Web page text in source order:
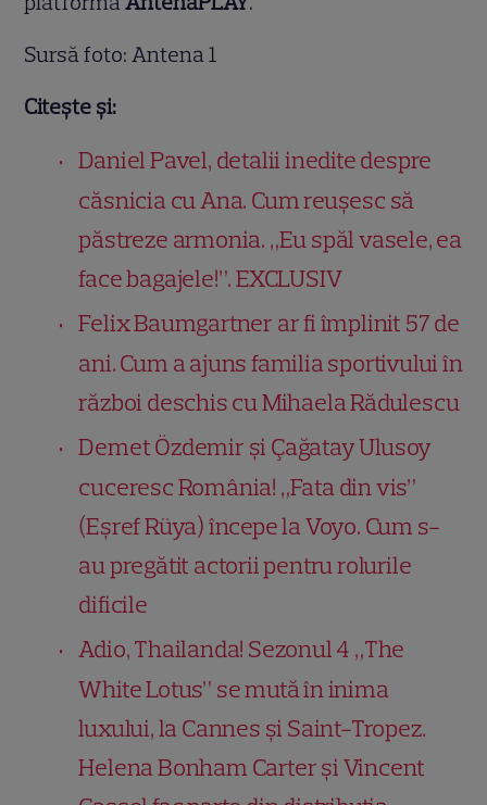
Sursă foto: Antena 1
Citește și:
Daniel Pavel, detalii inedite despre
căsnicia cu Ana. Cum reușesc să
păstreze armonia. „Eu spăl vasele, ea
face bagajele!”. EXCLUSIV
Felix Baumgartner ar fi împlinit 57 de
ani. Cum a ajuns familia sportivului în
război deschis cu Mihaela Rădulescu
Demet Özdemir și Çağatay Ulusoy
cuceresc România! „Fata din vis”
(Eşref Rüya) începe la Voyo. Cum s-
au pregătit actorii pentru rolurile
dificile
Adio, Thailanda! Sezonul 4 „The
White Lotus” se mută în inima
luxului, la Cannes și Saint-Tropez.
Helena Bonham Carter și Vincent